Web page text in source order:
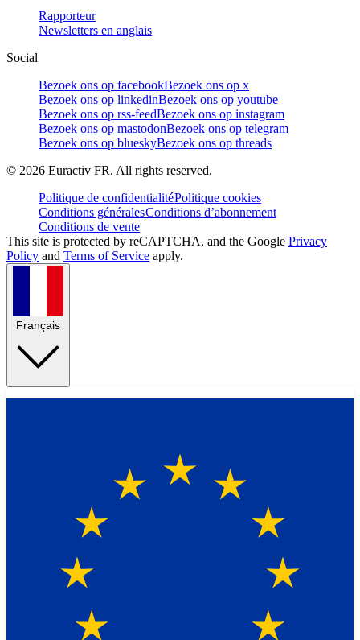
Rapporteur
Newsletters en anglais
Social
Bezoek ons op facebookBezoek ons op x
Bezoek ons op linkedinBezoek ons op youtube
Bezoek ons op rss-feedBezoek ons op instagram
Bezoek ons op mastodonBezoek ons op telegram
Bezoek ons op blueskyBezoek ons op threads
© 2026 Euractiv FR. All rights reserved.
Politique de confidentialitéPolitique cookies
Conditions généralesConditions d’abonnement
Conditions de vente
This site is protected by reCAPTCHA, and the Google Privacy
Policy and Terms of Service apply.
Français